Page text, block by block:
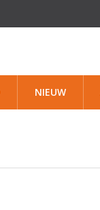
NIEUW